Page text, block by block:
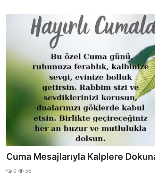
Cuma Mesajlarıyla Kalplere
0 56